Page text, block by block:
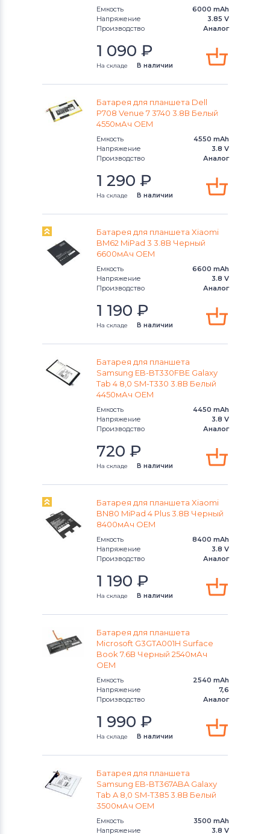
Емкость
6000 mAh
Напряжение
3.85 V
Производство
Аналог
1 090 ₽
На складе В наличии
Батарея для планшета Dell
P708 Venue 7 3740 3.8В Белый
4550мАч OEM
Емкость
4550 mAh
Напряжение
3.8 V
Производство
Аналог
1 290 ₽
На складе В наличии
Батарея для планшета Xiaomi
BM62 MiPad 3 3.8В Черный
6600мАч OEM
Емкость
6600 mAh
Напряжение
3.8 V
Производство
Аналог
1 190 ₽
На складе В наличии
Батарея для планшета
Samsung EB-BT330FBE Galaxy
Tab 4 8,0 SM-T330 3.8В Белый
4450мАч OEM
Емкость
4450 mAh
Напряжение
3.8 V
Производство
Аналог
720 ₽
На складе В наличии
Батарея для планшета Xiaomi
BN80 MiPad 4 Plus 3.8В Черный
8400мАч OEM
Емкость
8400 mAh
Напряжение
3.8 V
Производство
Аналог
1 190 ₽
На складе В наличии
Батарея для планшета
Microsoft G3GTA001H Surface
Book 7.6В Черный 2540мАч
OEM
Емкость
2540 mAh
Напряжение
7,6
Производство
Аналог
1 990 ₽
На складе В наличии
Батарея для планшета
Samsung EB-BT367ABA Galaxy
Tab A 8,0 SM-T385 3.8В Белый
3500мАч OEM
Емкость
3500 mAh
Напряжение
3.8 V